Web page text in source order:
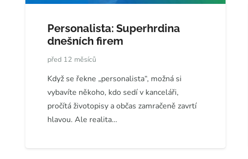
Personalista: Superhrdina
dnešních firem
před 12 měsíců
Když se řekne „personalista“, možná si
vybavíte někoho, kdo sedí v kanceláři,
pročítá životopisy a občas zamračeně zavrtí
hlavou. Ale realita…